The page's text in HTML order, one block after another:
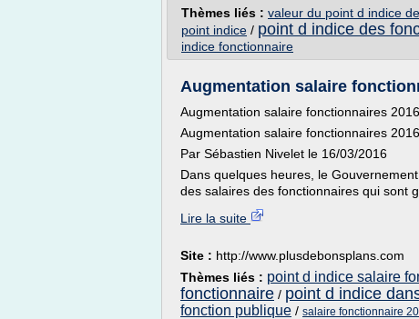
Thèmes liés : valeur du point d indice
point indice / point d indice des
indice fonctionnaire
Augmentation salaire
Augmentation salaire fonctionnaires
Augmentation salaire fonctionnaires
Par Sébastien Nivelet le 16/03/2016
Dans quelques heures, le
des salaires des fonctionnaires qui sont
Lire la suite
Site : http://www.plusdebonsplans.com
Thèmes liés : point d indice salaire
fonctionnaire / point d indice
fonction publique / salaire fonctionnaire